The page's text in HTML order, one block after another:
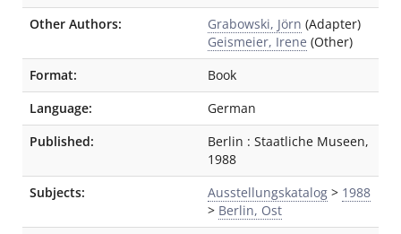
Other Authors:
Grabowski, Jörn (Adapter)
Geismeier, Irene (Other)
Format:
Book
Language:
German
Published:
Berlin : Staatliche Museen,
1988
Subjects:
Ausstellungskatalog > 1988
> Berlin, Ost